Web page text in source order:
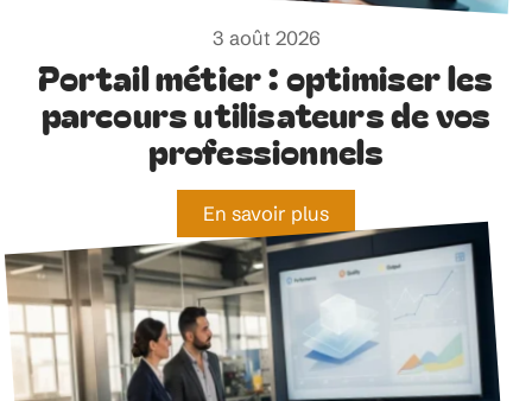
3 août 2026
Portail métier : optimiser les
parcours utilisateurs de vos
professionnels
En savoir plus